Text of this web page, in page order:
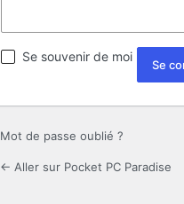
Se souvenir de moi
Mot de passe oublié ?
← Aller sur Pocket PC Paradise